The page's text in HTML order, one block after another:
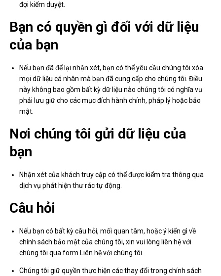
đợi kiểm duyệt.
Bạn có quyền gì đối với dữ liệu
của bạn
Nếu bạn đã để lại nhận xét, bạn có thể yêu cầu chúng tôi xóa
mọi dữ liệu cá nhân mà bạn đã cung cấp cho chúng tôi. Điều
này không bao gồm bất kỳ dữ liệu nào chúng tôi có nghĩa vụ
phải lưu giữ cho các mục đích hành chính, pháp lý hoặc bảo
mật.
Nơi chúng tôi gửi dữ liệu của
bạn
Nhận xét của khách truy cập có thể được kiểm tra thông qua
dịch vụ phát hiện thư rác tự động.
Câu hỏi
Nếu bạn có bất kỳ câu hỏi, mối quan tâm, hoặc ý kiến gì về
chính sách bảo mật của chúng tôi, xin vui lòng liên hệ với
chúng tôi qua form Liên hệ với chúng tôi.
Chúng tôi giữ quyền thực hiện các thay đổi trong chính sách